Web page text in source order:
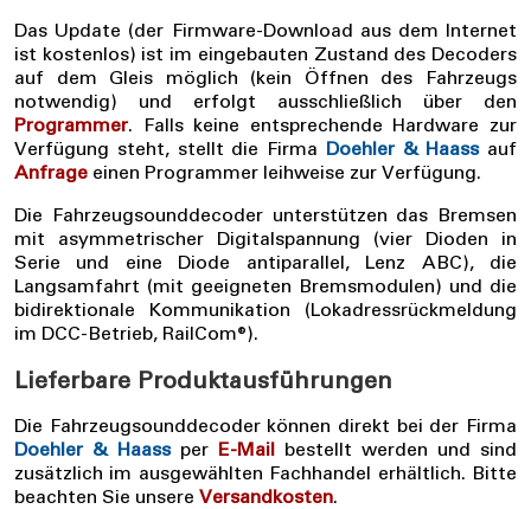
Das Update (der Firmware-Download aus dem Internet
ist kostenlos) ist im eingebauten Zustand des Decoders
auf dem Gleis möglich (kein Öffnen des Fahrzeugs
notwendig) und erfolgt ausschließlich über den
Programmer. Falls keine entsprechende Hardware zur
Verfügung steht, stellt die Firma Doehler & Haassauf
Anfrage einen Programmer leihweise zur Verfügung.
Die Fahrzeugsounddecoder unterstützen das Bremsen
mit asymmetrischer Digitalspannung (vier Dioden in
Serie und eine Diode antiparallel, Lenz ABC), die
Langsamfahrt (mit geeigneten Bremsmodulen) und die
bidirektionale Kommunikation (Lokadressrückmeldung
im DCC-Betrieb, RailCom®).
Lieferbare Produktausführungen
Die Fahrzeugsounddecoder können direkt bei der Firma
Doehler & Haassper E-Mail bestellt werden und sind
zusätzlich im ausgewählten Fachhandel erhältlich. Bitte
beachten Sie unsere Versandkosten.